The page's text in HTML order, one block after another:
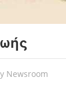
Newsroom